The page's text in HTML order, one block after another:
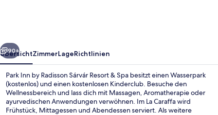
&
Spa
Weiter
90+
ÜbersichtZimmerLageRichtlinien
Park Inn by Radisson Sárvár Resort & Spa besitzt einen Wasserpark
(kostenlos) und einen kostenlosen Kinderclub. Besuche den
Wellnessbereich und lass dich mit Massagen, Aromatherapie oder
ayurvedischen Anwendungen verwöhnen. Im La Caraffa wird
Frühstück, Mittagessen und Abendessen serviert. Als weitere